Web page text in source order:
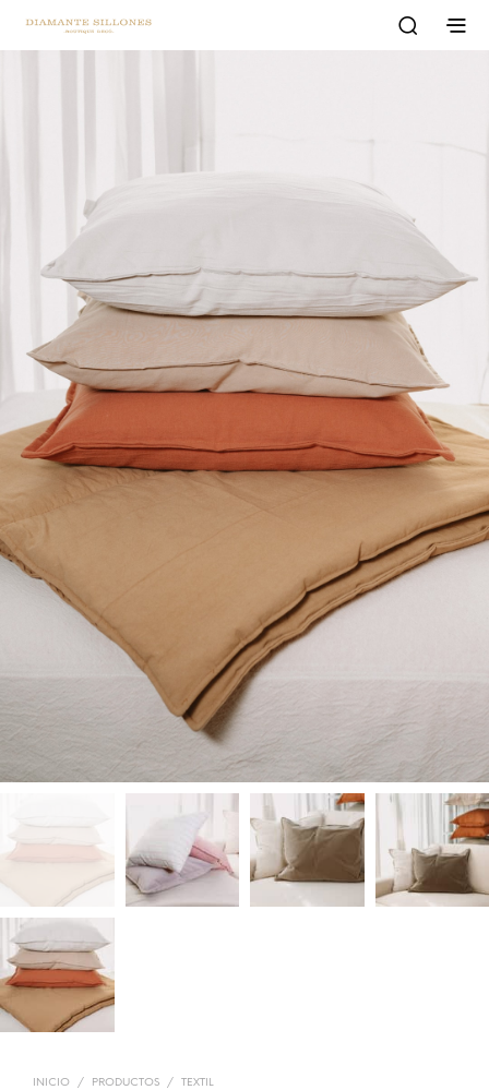
INICIO / PRODUCTOS / TEXTIL